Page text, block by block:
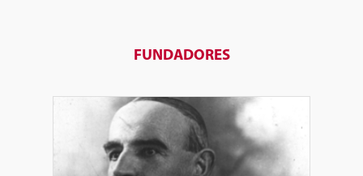
FUNDADORES